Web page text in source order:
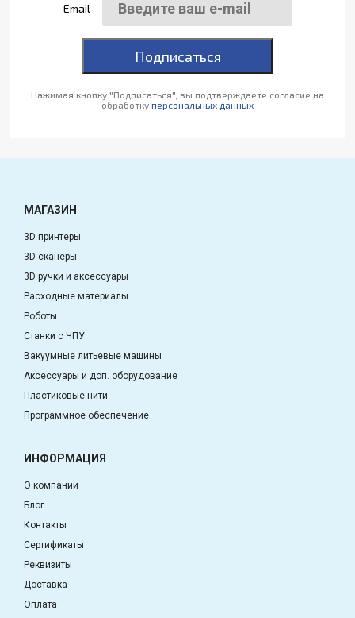
Email
Подписаться
Нажимая кнопку "Подписаться", вы подтверждаете согласие на
обработку персональных данных
МАГАЗИН
3D принтеры
3D сканеры
3D ручки и аксессуары
Расходные материалы
Роботы
Станки с ЧПУ
Вакуумные литьевые машины
Аксессуары и доп. оборудование
Пластиковые нити
Программное обеспечение
ИНФОРМАЦИЯ
О компании
Блог
Контакты
Сертификаты
Реквизиты
Доставка
Оплата